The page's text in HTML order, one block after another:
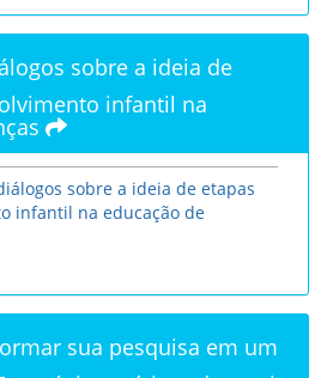
sobre a ideia de
infantil na
sobre a ideia de etapas
infantil na educação de
sua pesquisa em um